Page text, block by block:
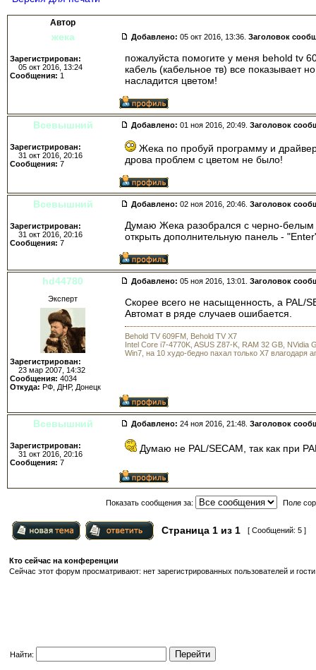
Автор
жека Добавлено: 05 окт 2016, 13:36. Заголовок
Зарегистрирован:
05 окт 2016, 13:24
Сообщения: 1
пожалуйста помогите у меня behold tv
кабель (кабельное тв) все показывает
насладится цветом!
Всевышний Добавлено: 01 ноя 2016, 20:49. Заголовок
Зарегистрирован:
31 окт 2016, 20:16
Сообщения: 7
Жека по пробуй программу и
дрова проблем с цветом не было!
Всевышний Добавлено: 02 ноя 2016, 20:46. Заголовок
Зарегистрирован:
31 окт 2016, 20:16
Сообщения: 7
Думаю Жека разобрался с черно-
открыть дополнительную панель -
hd44780 Добавлено: 05 ноя 2016, 13:01. Заголовок
Эксперт
Зарегистрирован:
23 мар 2007, 14:32
Сообщения: 4034
Откуда: РФ, ДНР, Донецк
Скорее всего не насыщенность, а PAL/
Автомат в ряде случаев ошибается.
Behold TV 609FM, Behold TV X7
Intel Core i7-4770K, ASUS Z87-K, RAM 32 GB, NVidia
Win7, на 10 худо-бедно пахал только X7 влагодаря
Всевышний Добавлено: 24 ноя 2016, 21:48. Заголовок
Зарегистрирован:
31 окт 2016, 20:16
Сообщения: 7
Думаю не PAL/SECAM, так как при
Показать сообщения за: Поле
Страница 1 из 1 [ Сообщений: 5 ]
Кто сейчас на конференции
Сейчас этот форум просматривают: нет зарегистрированных пользователей и
Найти: